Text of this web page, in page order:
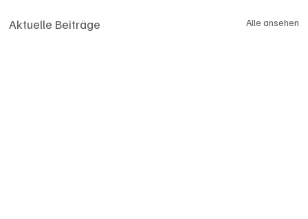
Aktuelle Beiträge Alle ansehen